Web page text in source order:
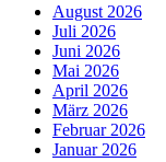
August 2026
Juli 2026
Juni 2026
Mai 2026
April 2026
März 2026
Februar 2026
Januar 2026